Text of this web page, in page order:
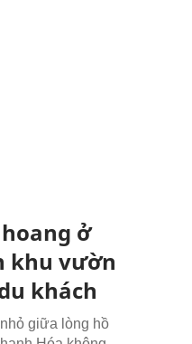
ở
khu vườn
khách
giữa lòng hồ